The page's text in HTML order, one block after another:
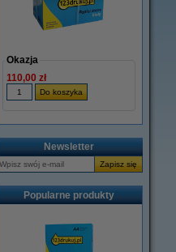
Okazja
110,00 zł
Newsletter
Popularne produkty